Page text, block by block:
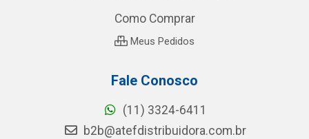
Como Comprar
Meus Pedidos
Fale Conosco
(11) 3324-6411
b2b@atefdistribuidora.com.br